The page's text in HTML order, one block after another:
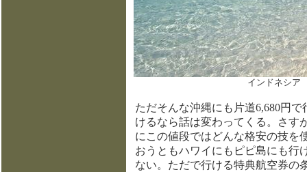
インドネシ
ただそんな沖縄にも片道6,680円で
けるなら話は変わってくる。さす
にこの値段ではどんな格安の技を
おうともハワイにもピピ島にも行
ない。ただで行ける特典航空券の